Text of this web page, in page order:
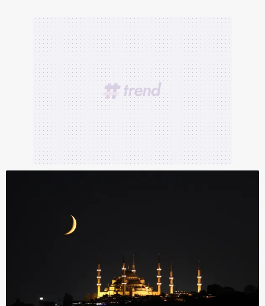
6698 sayılı Kişisel Verilerin Korunması Kanunu uyarınca
hazırlanmış Aydınlatma Metnimizi okumak ve sitemizde
ilgili mevzuata uygun olarak kullanılan çerezlerle ilgili bilgi
almak için lütfentıklayınız .